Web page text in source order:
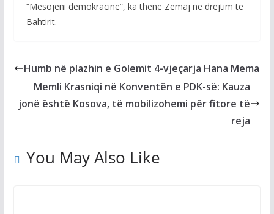
“Mësojeni demokracinë”, ka thënë Zemaj në drejtim të
Bahtirit.
Humb në plazhin e Golemit 4-vjeçarja Hana Mema
Memli Krasniqi në Konventën e PDK-së: Kauza
jonë është Kosova, të mobilizohemi për fitore të
reja
You May Also Like